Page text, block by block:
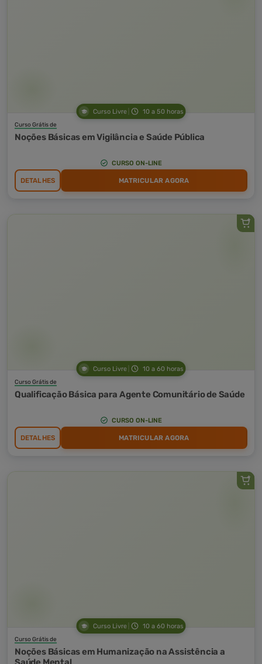
Curso Livre 10 a 50 horas
Curso Grátis de
Noções Básicas em Vigilância e Saúde Pública
CURSO ON-LINE
DETALHES MATRICULAR AGORA
Curso Livre 10 a 60 horas
Curso Grátis de
Qualificação Básica para Agente Comunitário de Saúde
CURSO ON-LINE
DETALHES MATRICULAR AGORA
Curso Livre 10 a 60 horas
Curso Grátis de
Noções Básicas em Humanização na Assistência a